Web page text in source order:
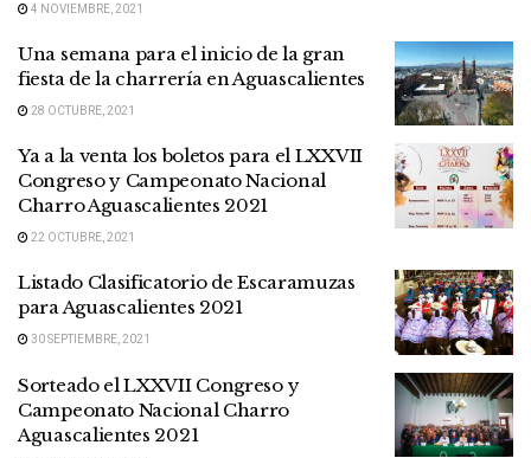
4 NOVIEMBRE, 2021
Una semana para el inicio de la gran
fiesta de la charrería en Aguascalientes
28 OCTUBRE, 2021
Ya a la venta los boletos para el LXXVII
Congreso y Campeonato Nacional
Charro Aguascalientes 2021
22 OCTUBRE, 2021
Listado Clasificatorio de Escaramuzas
para Aguascalientes 2021
30 SEPTIEMBRE, 2021
Sorteado el LXXVII Congreso y
Campeonato Nacional Charro
Aguascalientes 2021